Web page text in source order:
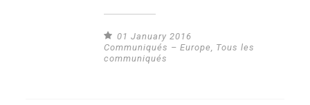
01 January 2016
Communiqués – Europe, Tous les
communiqués